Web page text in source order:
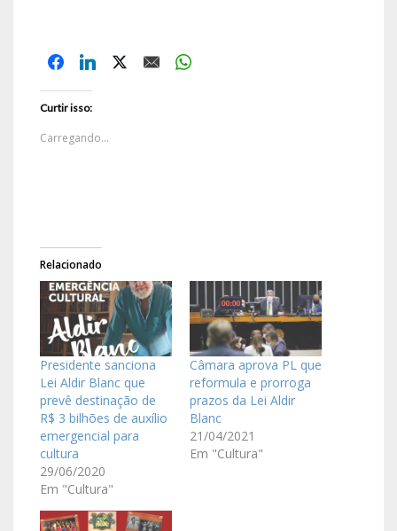
Curtir isso:
Carregando...
Relacionado
Presidente sanciona
Lei Aldir Blanc que
prevê destinação de
R$ 3 bilhões de auxílio
emergencial para
cultura
29/06/2020
Em "Cultura"
Câmara aprova PL que
reformula e prorroga
prazos da Lei Aldir
Blanc
21/04/2021
Em "Cultura"